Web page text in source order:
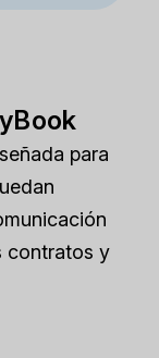
para
contratos y